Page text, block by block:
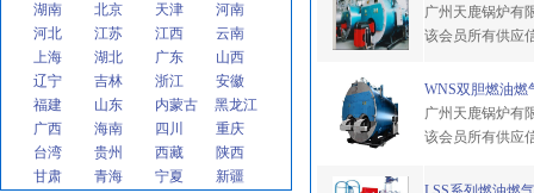
湖南 北京 天津
河南
河北
江苏 江西
云南
上海
湖北 广东
山西
辽宁
吉林 浙江
安徽
福建
山东 内蒙古
黑龙江
广西
海南 四川
重庆
台湾
贵州 西藏
陕西
甘肃
青海 宁夏 新疆
广州天鹿锅炉有
该会员所有供应
WNS双胆燃油燃
广州天鹿锅炉有
该会员所有供应